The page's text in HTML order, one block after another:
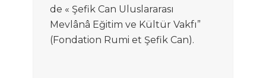
de « Şefik Can Uluslararası
Mevlânâ Eğitim ve Kültür Vakfı”
(Fondation Rumi et Şefik Can).